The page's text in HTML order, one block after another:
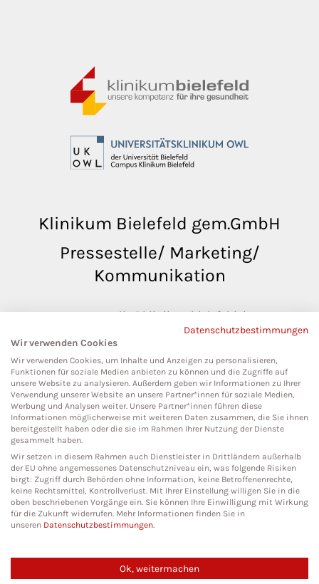
Klinikum Bielefeld gem.GmbH
Pressestelle/ Marketing/
Kommunikation
pressestelle@klinikumbielefeld.de
Teutoburger Str. 50
33604 Bielefeld
Social Media
Datenschutzbestimmungen
Wir verwenden Cookies
Wir verwenden Cookies, um Inhalte und Anzeigen zu personalisieren,
Funktionen für soziale Medien anbieten zu können und die Zugriffe auf
unsere Website zu analysieren. Außerdem geben wir Informationen zu Ihrer
Verwendung unserer Website an unsere Partner*innen für soziale Medien,
Werbung und Analysen weiter. Unsere Partner*innen führen diese
Informationen möglicherweise mit weiteren Daten zusammen, die Sie ihnen
bereitgestellt haben oder die sie im Rahmen Ihrer Nutzung der Dienste
gesammelt haben.
Wir setzen in diesem Rahmen auch Dienstleister in Drittländern außerhalb
der EU ohne angemessenes Datenschutzniveau ein, was folgende Risiken
birgt: Zugriff durch Behörden ohne Information, keine Betroffenenrechte,
keine Rechtsmittel, Kontrollverlust. Mit Ihrer Einstellung willigen Sie in die
oben beschriebenen Vorgänge ein. Sie können Ihre Einwilligung mit Wirkung
für die Zukunft widerrufen. Mehr Informationen finden Sie in
unseren Datenschutzbestimmungen.
Ok, weitermachen